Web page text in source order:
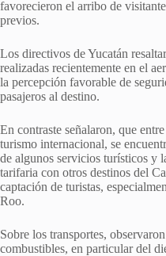
favorecieron el arribo de
previos.
Los directivos de Yucatán
realizadas recientemente en el
la percepción favorable de
pasajeros al destino.
En contraste señalaron, que
turismo internacional, se
de algunos servicios turísticos y
tarifaria con otros destinos del
captación de turistas,
Roo.
Sobre los transportes,
combustibles, en particular del